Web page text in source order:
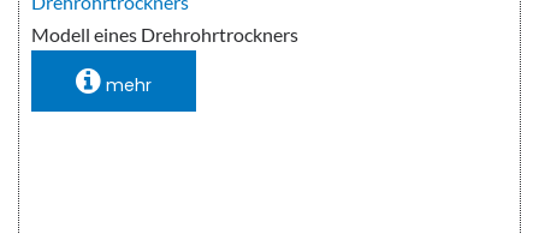
Modell eines Drehrohrtrockners
mehr